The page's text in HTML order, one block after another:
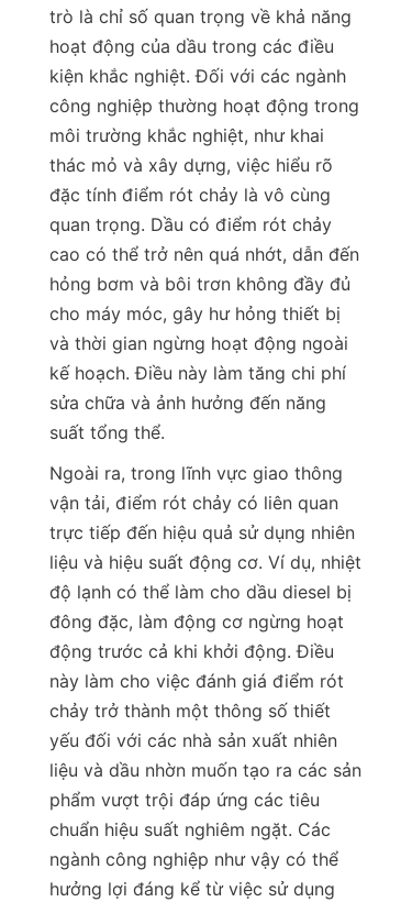
trò là chỉ số quan trọng về khả năng
hoạt động của dầu trong các điều
kiện khắc nghiệt. Đối với các ngành
công nghiệp thường hoạt động trong
môi trường khắc nghiệt, như khai
thác mỏ và xây dựng, việc hiểu rõ
đặc tính điểm rót chảy là vô cùng
quan trọng. Dầu có điểm rót chảy
cao có thể trở nên quá nhớt, dẫn đến
hỏng bơm và bôi trơn không đầy đủ
cho máy móc, gây hư hỏng thiết bị
và thời gian ngừng hoạt động ngoài
kế hoạch. Điều này làm tăng chi phí
sửa chữa và ảnh hưởng đến năng
suất tổng thể.
Ngoài ra, trong lĩnh vực giao thông
vận tải, điểm rót chảy có liên quan
trực tiếp đến hiệu quả sử dụng nhiên
liệu và hiệu suất động cơ. Ví dụ, nhiệt
độ lạnh có thể làm cho dầu diesel bị
đông đặc, làm động cơ ngừng hoạt
động trước cả khi khởi động. Điều
này làm cho việc đánh giá điểm rót
chảy trở thành một thông số thiết
yếu đối với các nhà sản xuất nhiên
liệu và dầu nhờn muốn tạo ra các sản
phẩm vượt trội đáp ứng các tiêu
chuẩn hiệu suất nghiêm ngặt. Các
ngành công nghiệp như vậy có thể
hưởng lợi đáng kể từ việc sử dụng